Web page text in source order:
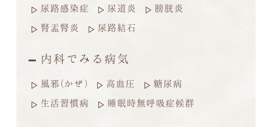
尿路感染症 尿道炎
膀胱炎
腎盂腎炎
尿路結石
内科でみる病気
風邪(かぜ) 高血圧
糖尿病
生活習慣病
睡眠時無呼吸症候群